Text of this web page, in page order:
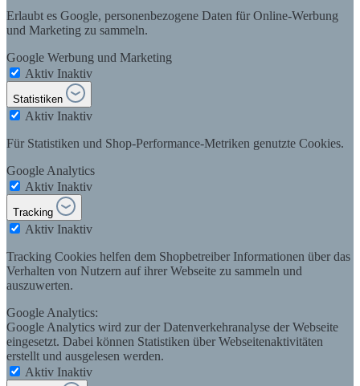
Erlaubt es Google, personenbezogene Daten für Online-Werbung
und Marketing zu sammeln.
Google Werbung und Marketing
Aktiv Inaktiv
Statistiken
Aktiv Inaktiv
Für Statistiken und Shop-Performance-Metriken genutzte Cookies.
Google Analytics
Aktiv Inaktiv
Tracking
Aktiv Inaktiv
Tracking Cookies helfen dem Shopbetreiber Informationen über das
Verhalten von Nutzern auf ihrer Webseite zu sammeln und
auszuwerten.
Google Analytics:
Google Analytics wird zur der Datenverkehranalyse der Webseite
eingesetzt. Dabei können Statistiken über Webseitenaktivitäten
erstellt und ausgelesen werden.
Aktiv Inaktiv